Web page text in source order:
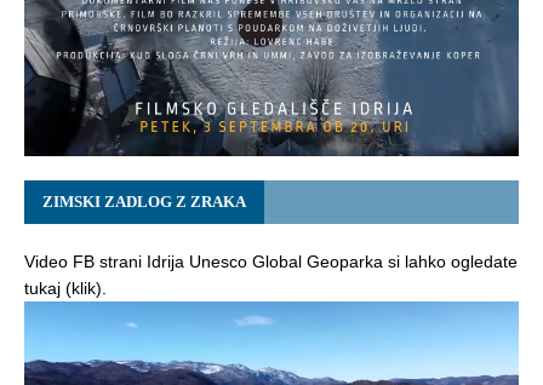
ZIMSKI ZADLOG Z ZRAKA
Video FB strani Idrija Unesco Global Geoparka si lahko ogledate
tukaj (klik).